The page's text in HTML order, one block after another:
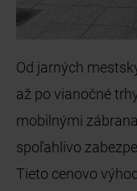
Od jarných
až po vianočné
mobilnými
spoľahlivo
Tieto cenovo